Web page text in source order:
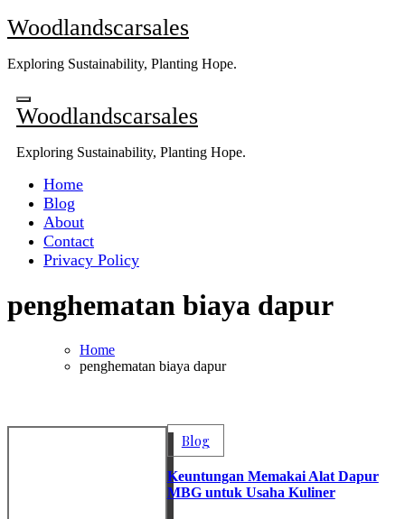
Skip
to
Woodlandscarsales
Exploring Sustainability, Planting Hope.
Woodlandscarsales
Exploring Sustainability, Planting Hope.
Home
Blog
About
Contact
Privacy Policy
penghematan biaya dapur
Home
penghematan biaya dapur
Blog
Keuntungan Memakai Alat Dapur
MBG untuk Usaha Kuliner